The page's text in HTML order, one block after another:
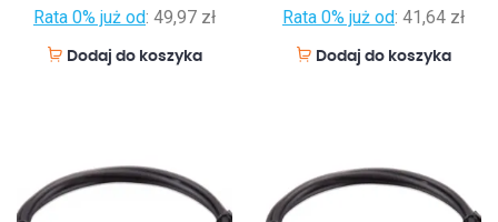
Rata 0% już od: 49,97 zł
Dodaj do koszyka
Rata 0% już od: 41,64 zł
Dodaj do koszyka